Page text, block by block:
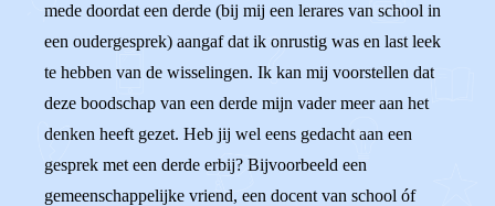
mede doordat een derde (bij mij een lerares van school in
een oudergesprek) aangaf dat ik onrustig was en last leek
te hebben van de wisselingen. Ik kan mij voorstellen dat
deze boodschap van een derde mijn vader meer aan het
denken heeft gezet. Heb jij wel eens gedacht aan een
gesprek met een derde erbij? Bijvoorbeeld een
gemeenschappelijke vriend, een docent van school óf